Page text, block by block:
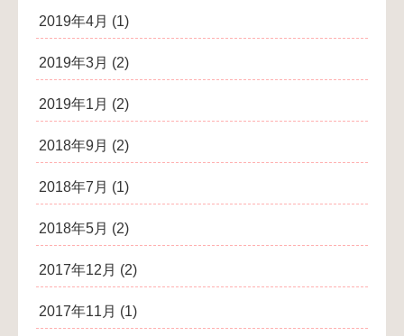
2019年4月 (1)
2019年3月 (2)
2019年1月 (2)
2018年9月 (2)
2018年7月 (1)
2018年5月 (2)
2017年12月 (2)
2017年11月 (1)